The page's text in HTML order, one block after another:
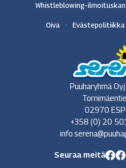
Whistleblowing-
Oiva Evästepolitiikka
Puuharyhmä
02970
+358 (0) 20